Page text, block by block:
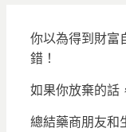
你以為得到財富
錯！
如果你放棄的話
總結藥商朋友和